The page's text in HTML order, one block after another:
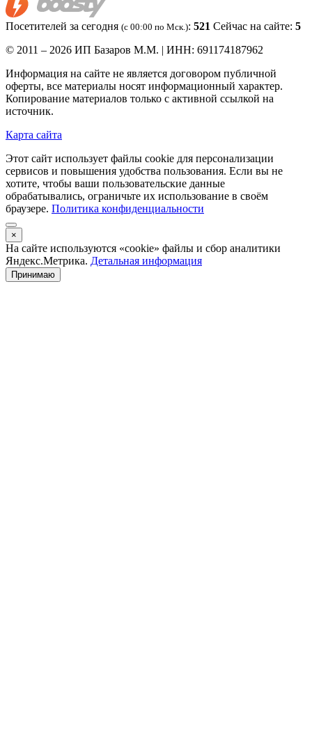
Посетителей за сегодня (c 00:00 по Мск.): 521 Сейчас на сайте: 5
© 2011 – 2026 ИП Базаров М.М. | ИНН: 691174187962
Информация на сайте не является договором публичной
оферты, все материалы носят информационный характер.
Копирование материалов только с активной ссылкой на
источник.
Карта сайта
Этот сайт использует файлы cookie для персонализации
сервисов и повышения удобства пользования. Если вы не
хотите, чтобы ваши пользовательские данные
обрабатывались, ограничьте их использование в своём
браузере. Политика конфиденциальности
×
На сайте используются «cookie» файлы и сбор аналитики
Яндекс.Метрика. Детальная информация
Принимаю